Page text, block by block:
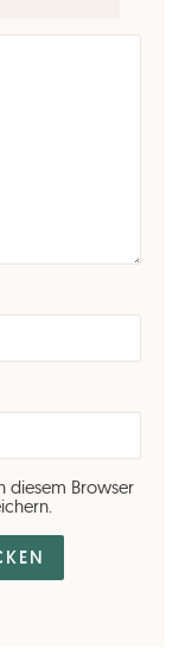
diesem Browser